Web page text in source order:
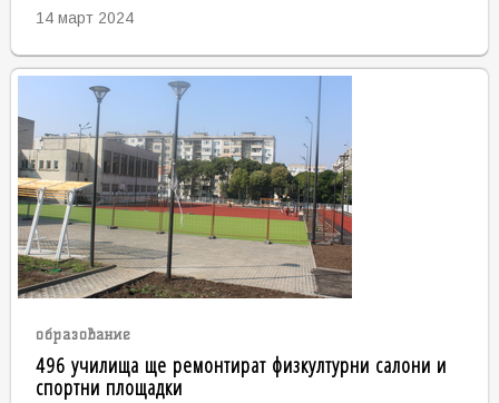
14 март 2024
образование
496 училища ще ремонтират физкултурни салони и
спортни площадки